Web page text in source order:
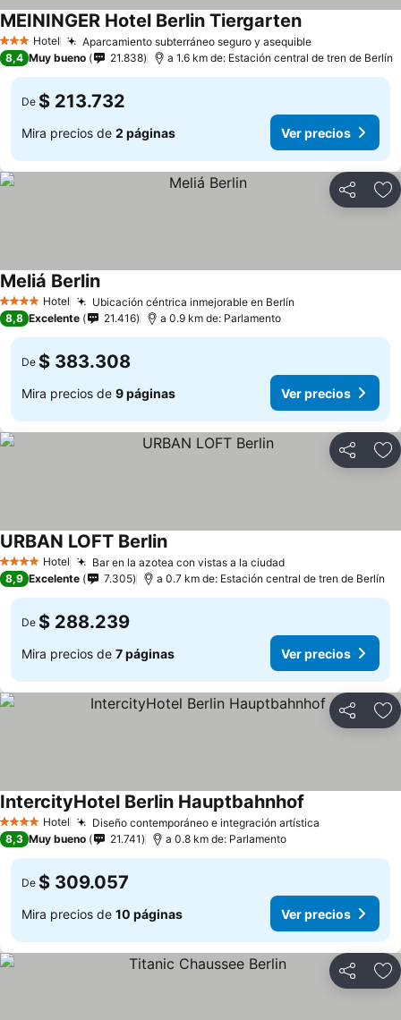
3 Estrellas
Hotel Aparcamiento subterráneo seguro y asequible
MEININGER Hotel Berlin Tiergarten
8,4 Muy bueno 21.838 a 1.6 km de: Estación central de tren de Berlín
De $ 213.732
Mira precios de 2 páginas Ver precios
Compartir
4 EstrellasHotel Ubicación céntrica inmejorable en Berlín
Meliá Berlin
8,8 Excelente 21.416 a 0.9 km de: Parlamento
De $ 383.308
Mira precios de 9 páginas Ver precios
Compartir
4 EstrellasHotel Bar en la azotea con vistas a la ciudad
URBAN LOFT Berlin
8,9 Excelente 7.305 a 0.7 km de: Estación central de tren de Berlín
De $ 288.239
Mira precios de 7 páginas Ver precios
Compartir
4 EstrellasHotel Diseño contemporáneo e integración artística
IntercityHotel Berlin Hauptbahnhof
8,3 Muy bueno 21.741 a 0.8 km de: Parlamento
De $ 309.057
Mira precios de 10 páginas Ver precios
Compartir